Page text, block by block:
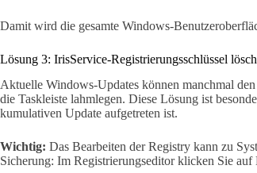
Damit wird die gesamte Windows-
Lösung 3: IrisService-Registrierungsschlüssel
Aktuelle Windows-Updates können manchmal
die Taskleiste lahmlegen. Diese Lösung ist
kumulativen Update aufgetreten ist.
Wichtig: Das Bearbeiten der Registry kann zu
Sicherung: Im Registrierungseditor klicken Sie